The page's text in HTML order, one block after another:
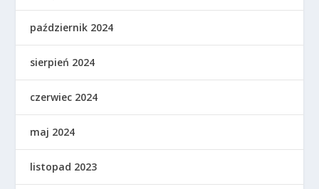
październik 2024
sierpień 2024
czerwiec 2024
maj 2024
listopad 2023